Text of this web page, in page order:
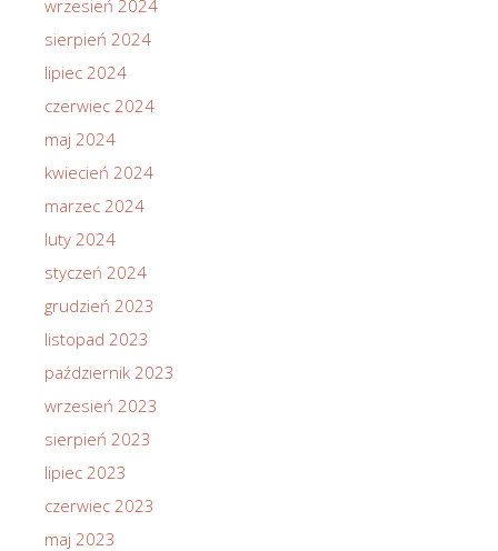
wrzesień 2024
sierpień 2024
lipiec 2024
czerwiec 2024
maj 2024
kwiecień 2024
marzec 2024
luty 2024
styczeń 2024
grudzień 2023
listopad 2023
październik 2023
wrzesień 2023
sierpień 2023
lipiec 2023
czerwiec 2023
maj 2023